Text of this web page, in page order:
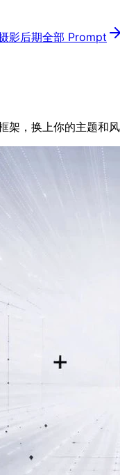
影后期全部 Prompt
，换上你的主题和